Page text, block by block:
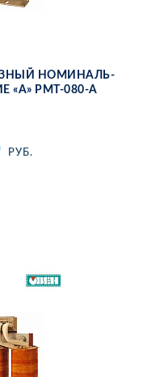
НО­МИ­НАЛЬ­
«А» РМТ-080-А
РУБ.